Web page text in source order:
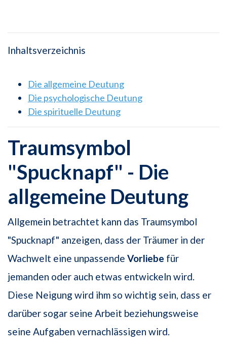
Inhaltsverzeichnis
Die allgemeine Deutung
Die psychologische Deutung
Die spirituelle Deutung
Traumsymbol
"Spucknapf" - Die
allgemeine Deutung
Allgemein betrachtet kann das Traumsymbol
"Spucknapf" anzeigen, dass der Träumer in der
Wachwelt eine unpassende Vorliebe für
jemanden oder auch etwas entwickeln wird.
Diese Neigung wird ihm so wichtig sein, dass er
darüber sogar seine Arbeit beziehungsweise
seine Aufgaben vernachlässigen wird.